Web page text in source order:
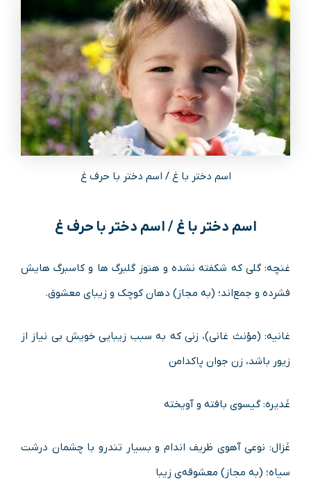
اسم دختر با غ / اسم دختر با حرف غ
اسم دختر با غ / اسم دختر با حرف غ
غنچه: گلی که شکفته نشده و هنوز گلبرگ ها و کاسبرگ هایش
فشرده و جمع‌اند؛ (به مجاز) دهان کوچک و زیبای معشوق.
غانیه: (مؤنث غانی)، زنی که به سبب زیبایی خویش بی نیاز از
زیور باشد، زن جوان پاکدامن
غَدیره: گیسوی بافته و آویخته
غَزال: نوعی آهوی ظریف اندام و بسیار تندرو با چشمان درشت
سیاه؛ (به مجاز) معشوقه‌ی زیبا